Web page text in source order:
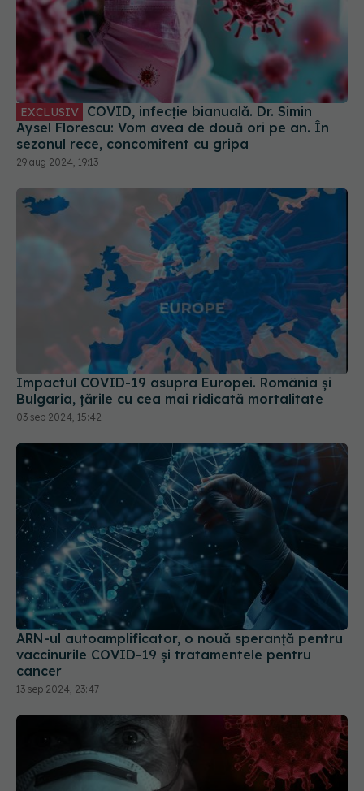
EXCLUSIV
Aysel Florescu: Vom avea de două ori pe an. În
sezonul rece, concomitent cu gripa
29 aug 2024, 19:13
Impactul COVID-19 asupra Europei. România și
Bulgaria, țările cu cea mai ridicată mortalitate
03 sep 2024, 15:42
ARN-ul autoamplificator, o nouă speranță pentru
vaccinurile COVID-19 și tratamentele pentru
cancer
13 sep 2024, 23:47